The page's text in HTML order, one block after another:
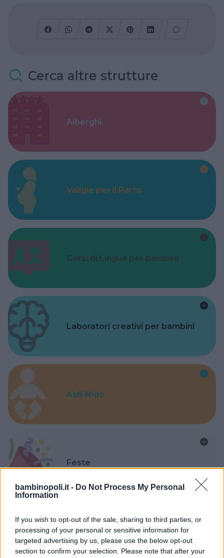
bambinopoli.it - Do Not Process My Personal
Information
If you wish to opt-out of the sale, sharing to third parties, or
processing of your personal or sensitive information for
targeted advertising by us, please use the below opt-out
section to confirm your selection. Please note that after your
Cerca altre strutture
Alberghi
Valigie per il Parto
Corsi di Lingua per bambini
Laboratori creativi per bambini
Asili Nido
Feste
Kinderheim